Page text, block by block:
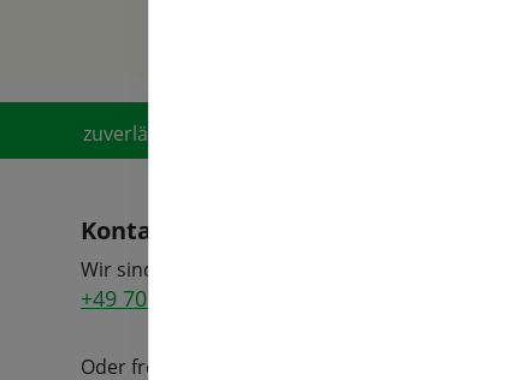
zuverlässiger Service
Kontakt
Wir sind telefonisch erreichbar unter:
+49 7072 600490-0
Oder freuen uns über eine Nachricht!